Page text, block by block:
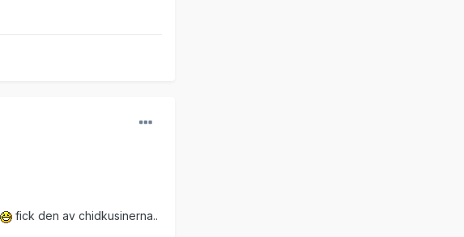
fick den av chidkusinerna..